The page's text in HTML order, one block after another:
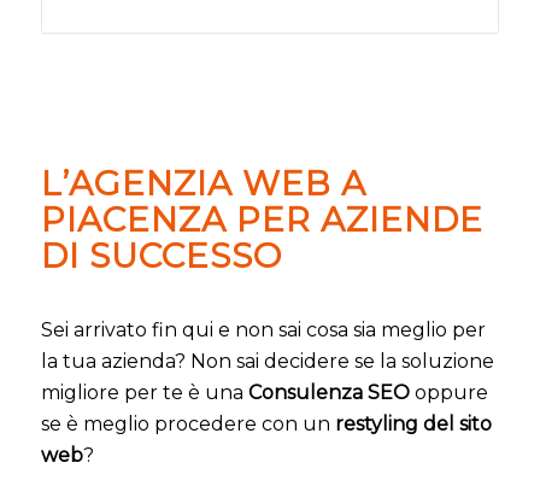
L’AGENZIA WEB A
PIACENZA PER AZIENDE
DI SUCCESSO
Sei arrivato fin qui e non sai cosa sia meglio per
la tua azienda? Non sai decidere se la soluzione
migliore per te è una Consulenza SEOoppure
se è meglio procedere con un restyling del sito
web?